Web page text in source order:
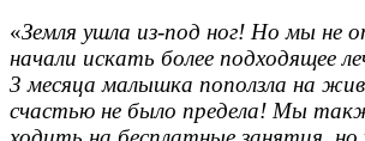
«Земля ушла из-под ног! Но мы не
начали искать более подходящее
3 месяца малышка поползла на
счастью не было предела! Мы